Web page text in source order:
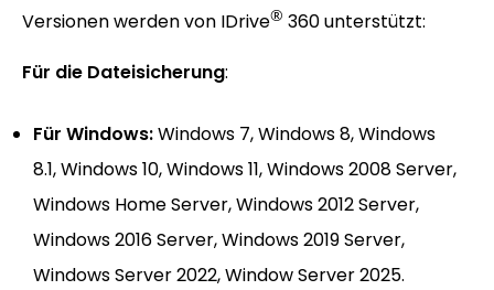
Versionen werden von IDrive® 360 unterstützt:
Für die Dateisicherung:
Für Windows:Windows 7, Windows 8, Windows
8.1, Windows 10, Windows 11, Windows 2008 Server,
Windows Home Server, Windows 2012 Server,
Windows 2016 Server, Windows 2019 Server,
Windows Server 2022, Window Server 2025.